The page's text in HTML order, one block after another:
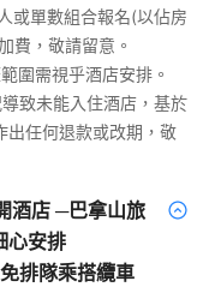
或單數組合報名(以佔房
費，敬請留意。
圍需視乎酒店安排。
致未能入住酒店，基於
出任何退款或改期，敬
酒店 ─巴拿山旅
心安排
排隊乘搭纜車